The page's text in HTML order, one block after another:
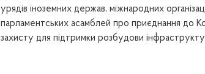
урядів іноземних держав, міжнародних
парламентських асамблей про приєднання до
захисту для підтримки розбудови